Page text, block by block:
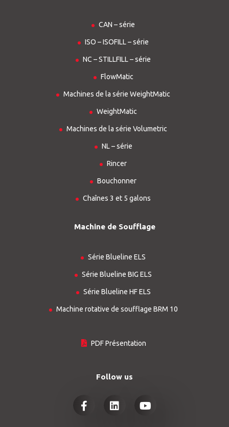
CAN – série
ISO – ISOFILL – série
NC – STILLFILL – série
FlowMatic
Machines de la série WeightMatic
WeightMatic
Machines de la série Volumetric
NL – série
Rincer
Bouchonner
Chaînes 3 et 5 galons
Machine de Soufflage
Série Blueline ELS
Série Blueline BIG ELS
Série Blueline HF ELS
Machine rotative de soufflage BRM 10
PDF Présentation
Follow us